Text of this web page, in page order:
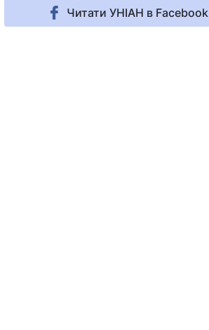
Читати УНІАН в Facebook